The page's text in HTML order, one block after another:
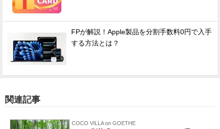
FPが解説！Apple製品を分割手数料0円で入手
する方法とは？
関連記事
COCO VILLA on GOETHE